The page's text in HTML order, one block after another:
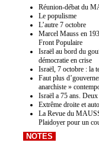
Réunion-débat du
Le populisme
L’autre 7 octobre
Marcel Mauss en
Front Populaire
Israël au bord du
démocratie en crise
Israël, 7 octobre : la
Faut plus
anarchiste »
Israël a 75 ans.
Extrême droite et
La Revue du
Plaidoyer pour un
NOTES